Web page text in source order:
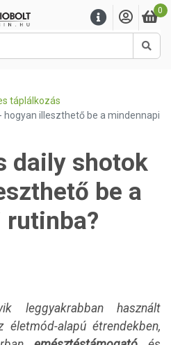
0
táplálkozás
hogyan illeszthető be a mindennapi
daily shotok
be a
rutinba?
leggyakrabban használt
életmód-alapú étrendekben,